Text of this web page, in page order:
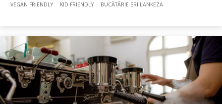
VEGAN FRIENDLY KID FRIENDLY BUCÃTÃRIE SRI LANKEZA